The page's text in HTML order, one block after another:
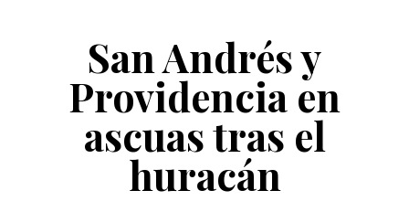
San Andrés y
Providencia en
ascuas tras el
huracán